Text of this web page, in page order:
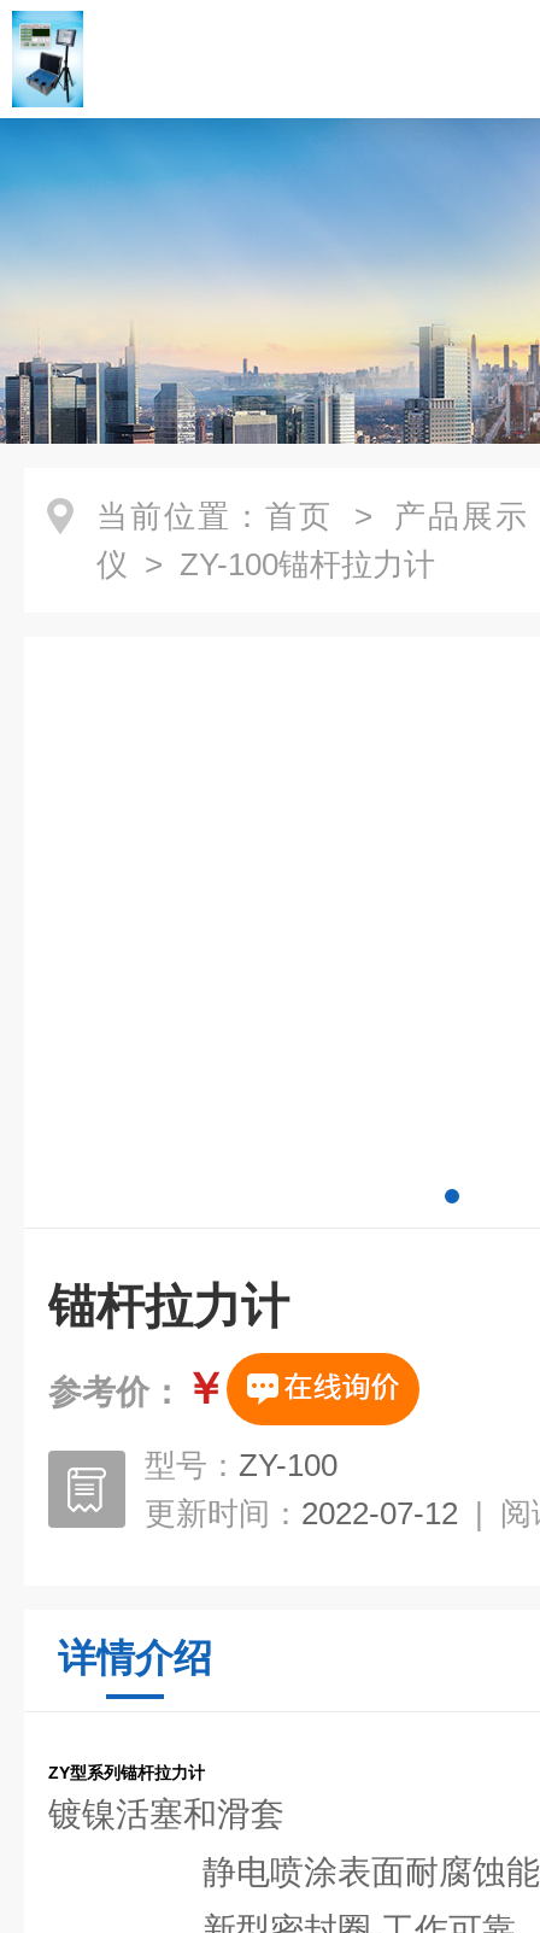
当前位置： 首页 > 产品展示
仪 > ZY-100锚杆拉力计
锚杆拉力计
参考价： ￥
型号： ZY-100
更新时间： 2022-07-12 | 阅
详情介绍
ZY型系列锚杆拉力计
镀镍活塞和滑套
静电喷涂表面耐腐蚀能